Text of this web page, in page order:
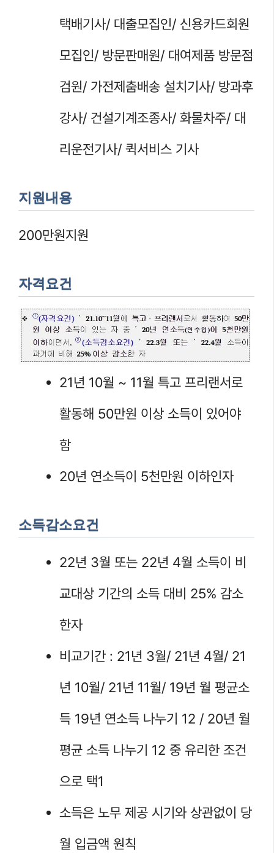
택배기사/ 대출모집인/ 신용카드회원
모집인/ 방문판매원/ 대여제품 방문점
검원/ 가전제춤배송 설치기사/ 방과후
강사/ 건설기계조종사/ 화물차주/ 대
리운전기사/ 퀵서비스 기사
지원내용
200만원지원
자격요건
21년 10월 ~ 11월 특고 프리랜서로
활동해 50만원 이상 소득이 있어야
함
20년 연소득이 5천만원 이하인자
소득감소요건
22년 3월 또는 22년 4월 소득이 비
교대상 기간의 소득 대비 25% 감소
한자
비교기간 : 21년 3월/ 21년 4월/ 21
년 10월/ 21년 11월/ 19년 월 평균소
득 19년 연소득 나누기 12 / 20년 월
평균 소득 나누기 12 중 유리한 조건
으로 택1
소득은 노무 제공 시기와 상관없이 당
월 입금액 원칙